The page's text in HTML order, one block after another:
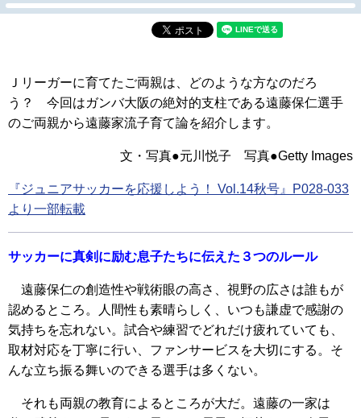
Ｊリーガーに育てたご両親は、どのような方なのだろ
う？ 今回はガンバ大阪の絶対的支柱である遠藤保仁選手
のご両親から遠藤家流子育て論を紹介します。
文・写真●元川悦子 写真●Getty Images
『ジュニアサッカーを応援しよう！ Vol.14秋号』P028-033
より一部転載
サッカーに真剣に励む息子たちに伝えた３つのルール
遠藤保仁の創造性や戦術眼の高さ、視野の広さは誰もが
認めるところ。人間性も素晴らしく、いつも謙虚で感謝の
気持ちを忘れない。試合や練習でどれだけ疲れていても、
取材対応を丁寧に行い、ファンサービスを大切にする。そ
んな立ち振る舞いのできる選手は多くない。
それも両親の教育によるところが大だ。遠藤の一家は